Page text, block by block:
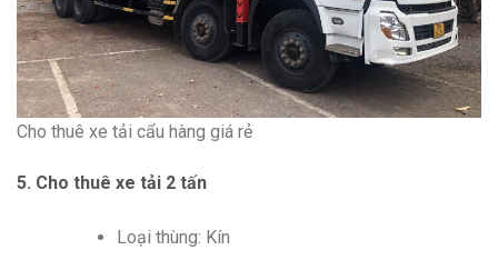
Cho thuê xe tải cẩu hàng giá rẻ
5. Cho thuê xe tải 2 tấn
Loại thùng: Kín